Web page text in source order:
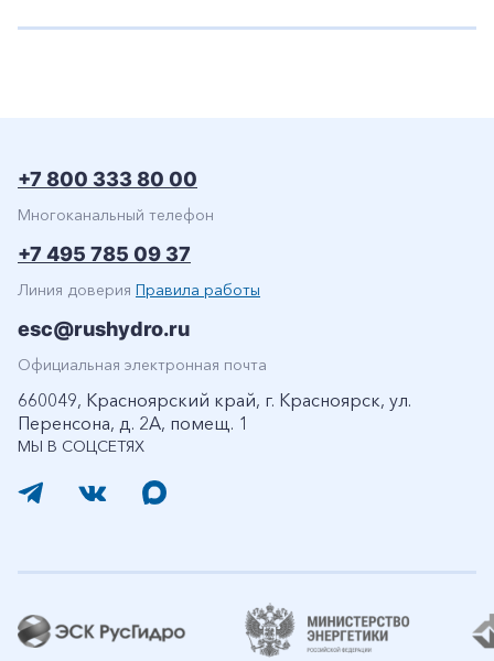
МЫ В СОЦСЕТЯХ
+7 800 333 80 00
Многоканальный телефон
+7 495 785 09 37
Линия доверия Правила работы
esc@rushydro.ru
Официальная электронная почта
660049, Красноярский край, г. Красноярск, ул.
Перенсона, д. 2А, помещ. 1